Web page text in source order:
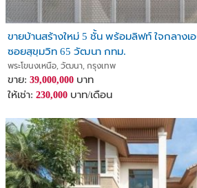
ขายบ้านสร้างใหม่ 5 ชั้น พร้อมลิฟท์ ใจกลางเ
ซอยสุขุมวิท 65 วัฒนา กทม.
พระโขนงเหนือ, วัฒนา, กรุงเทพ
ขาย: 39,000,000 บาท
ให้เช่า: 230,000 บาท/เดือน